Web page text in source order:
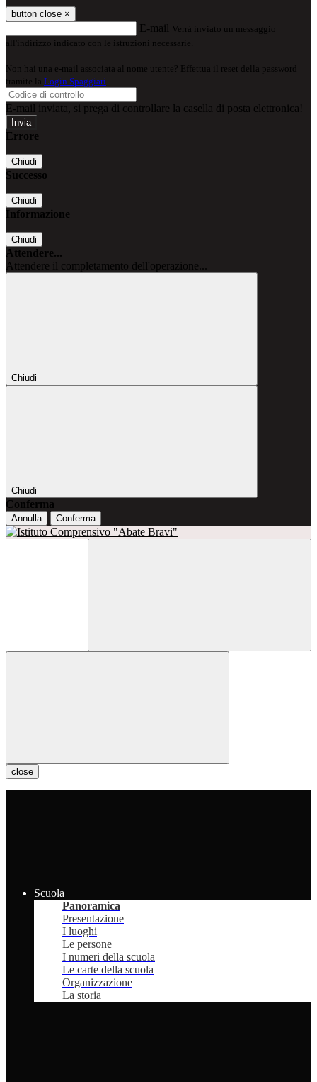
button close ×
E-mail Verrà inviato un messaggio
all'indirizzo indicato con le istruzioni necessarie.
Non hai una e-mail associata al nome utente? Effettua il reset della password
tramite la Login Spaggiari
E-mail inviata, si prega di controllare la casella di posta elettronica!
Errore
Chiudi
Successo
Chiudi
Informazione
Chiudi
Attendere...
Attendere il completamento dell'operazione...
Chiudi
Chiudi
Conferma
Annulla Conferma
close
Scuola
Panoramica
Presentazione
I luoghi
Le persone
I numeri della scuola
Le carte della scuola
Organizzazione
La storia